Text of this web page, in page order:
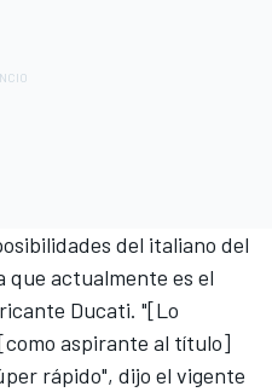
del italiano del
que actualmente es el
Ducati. "[Lo
aspirante al título]
rápido", dijo el vigente